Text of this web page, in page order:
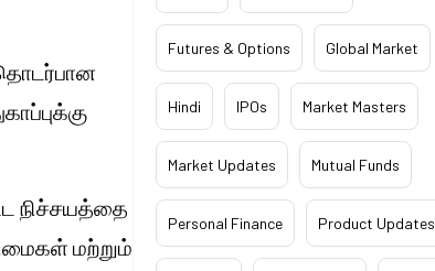
தொடர்பான
நிச்சயத்தை
மற்றும்
Futures & Options Global Market
Hindi IPOs Market Masters
Market Updates Mutual Funds
Personal Finance Product Updates